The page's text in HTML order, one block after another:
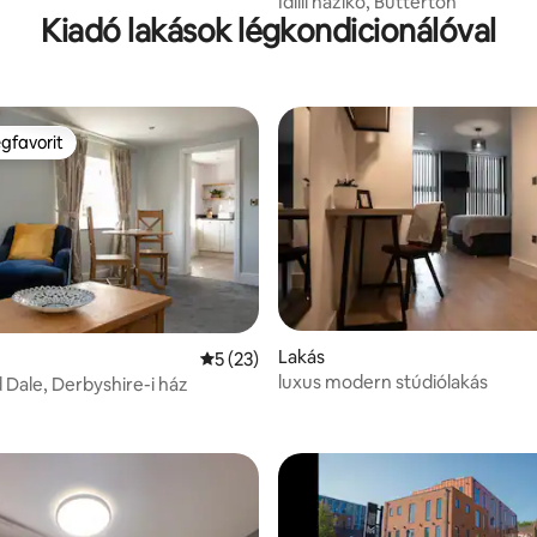
Kiadó lakások légkondicionálóval
348 vélemény
Átlagos értékelés: 5/5, 23 vélemény
5 (23)
Derbyshire-i ház
Lakás
luxus modern stúdiólakás